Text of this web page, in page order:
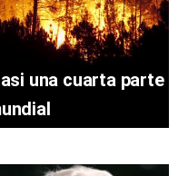
una cuarta parte